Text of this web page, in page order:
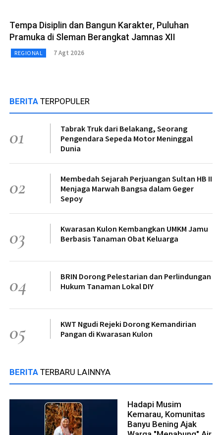
Tempa Disiplin dan Bangun Karakter, Puluhan
Pramuka di Sleman Berangkat Jamnas XII
REGIONAL 7 Agt 2026
BERITA TERPOPULER
01
Tabrak Truk dari Belakang, Seorang
Pengendara Sepeda Motor Meninggal
Dunia
02
Membedah Sejarah Perjuangan Sultan HB II
Menjaga Marwah Bangsa dalam Geger
Sepoy
03
Kwarasan Kulon Kembangkan UMKM Jamu
Berbasis Tanaman Obat Keluarga
04
BRIN Dorong Pelestarian dan Perlindungan
Hukum Tanaman Lokal DIY
05
KWT Ngudi Rejeki Dorong Kemandirian
Pangan di Kwarasan Kulon
BERITA TERBARU LAINNYA
Hadapi Musim
Kemarau, Komunitas
Banyu Bening Ajak